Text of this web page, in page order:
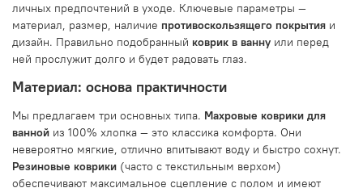
личных предпочтений в уходе. Ключевые параметры —
материал, размер, наличие противоскользящего покрытия и
дизайн. Правильно подобранный коврик в ванну или перед
ней прослужит долго и будет радовать глаз.
Материал: основа практичности
Мы предлагаем три основных типа. Махровые коврики для
ванной из 100% хлопка — это классика комфорта. Они
невероятно мягкие, отлично впитывают воду и быстро сохнут.
Резиновые коврики (часто с текстильным верхом)
обеспечивают максимальное сцепление с полом и имеют